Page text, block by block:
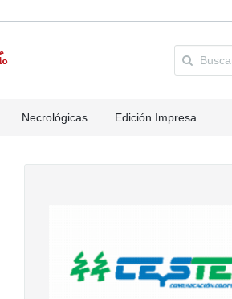
Necrológicas Edición Impresa